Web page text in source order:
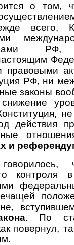
о том,
всего,
РФ,
РФ, ни
законы
действия
и
. По
повернул,